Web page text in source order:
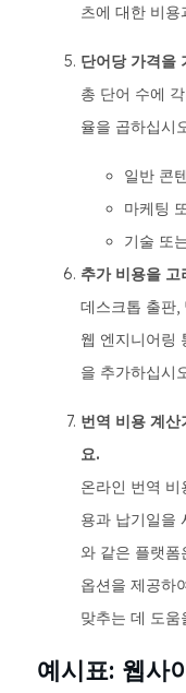
츠에 대한 비용
단어당 가격을
총 단어 수에
율을 곱하십시
일반 콘
마케팅
기술 또
추가 비용을 고
데스크톱 출판,
웹 엔지니어링
을 추가하십시
번역 비용 계
요.
온라인 번역
용과 납기일을
와 같은 플랫
옵션을 제공하
맞추는 데 도움
예시표: 웹사